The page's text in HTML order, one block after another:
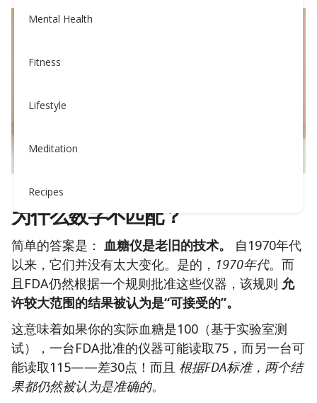
Mental Health
Fitness
Lifestyle
Meditation
Recipes
为什么数字不匹配？
简单的答案是： 血糖仪是老旧的技术。
自1970年代
以来，它们并没有太大变化。是的， 1970年代。而
且FDA仍然根据一个规则批准这些仪器，该规则 允
许较大范围的结果被认为是“可接受的”。
这意味着如果你的实际血糖是100（基于实验室测
试），一台FDA批准的仪器可能读取75，而另一台可
能读取115——差30点！而且 根据FDA标准，两个结
果都仍然被认为是准确的。